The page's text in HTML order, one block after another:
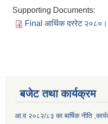
Supporting Documents:
Final आर्थिक दररेट
बजेट तथा कार्यक्रम
आ.व २०८२/८३ का बार्षिक नीति